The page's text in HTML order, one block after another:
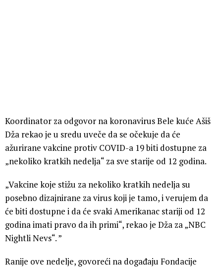
Koordinator za odgovor na koronavirus Bele kuće Ašiš
Dža rekao je u sredu uveče da se očekuje da će
ažurirane vakcine protiv COVID-a 19 biti dostupne za
„nekoliko kratkih nedelja“ za sve starije od 12 godina.
„Vakcine koje stižu za nekoliko kratkih nedelja su
posebno dizajnirane za virus koji je tamo, i verujem da
će biti dostupne i da će svaki Amerikanac stariji od 12
godina imati pravo da ih primi“, rekao je Dža za „NBC
Nightli Nevs“. ”
Ranije ove nedelje, govoreći na događaju Fondacije